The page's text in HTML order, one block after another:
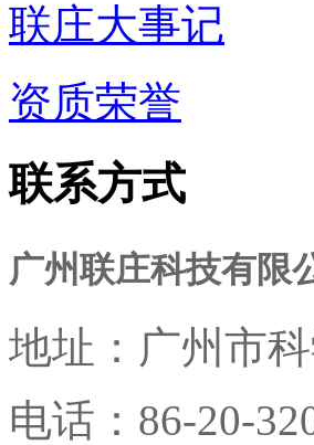
联庄大事记
资质荣誉
联系方式
广州联庄科技有限
地址： 广州市
电话： 86-20-